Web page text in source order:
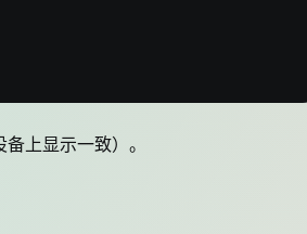
上显示一致）。